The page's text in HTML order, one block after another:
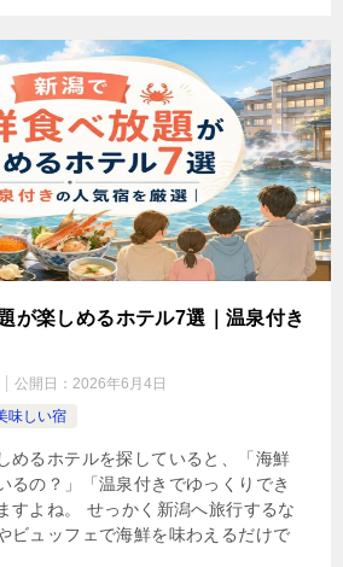
が楽しめるホテル7選｜温泉付き
公開日： 2026年6月4日
味しい宿
めるホテルを探していると、「海鮮
るの？」「温泉付きでゆっくりでき
すよね。 せっかく新潟へ旅行するな
ビュッフェで海鮮を味わえるだけで